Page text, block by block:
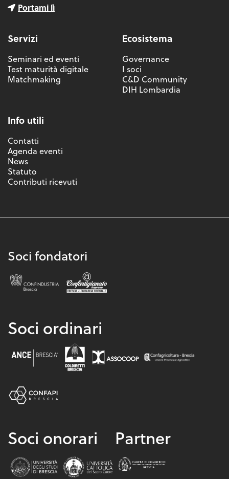
Portami lì
Servizi
Seminari ed eventi
Test maturità digitale
Matchmaking
Ecosistema
Governance
I soci
C&D Community
DIH Lombardia
Info utili
Contatti
Agenda eventi
News
Statuto
Contributi ricevuti
Soci fondatori
Soci ordinari
Soci onorari Partner